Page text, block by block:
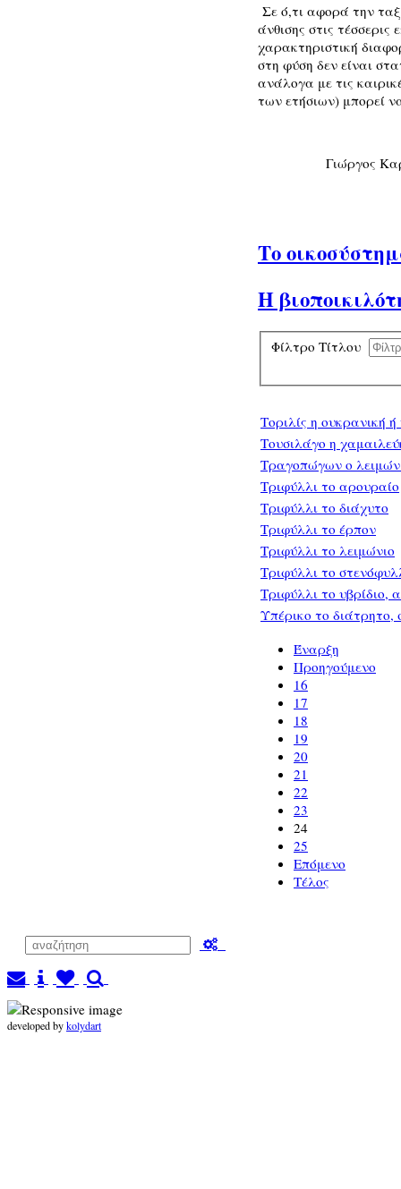
Σε ό,τι αφορά την
άνθισης στις
χαρακτηριστική
στη φύση δεν είναι
ανάλογα με τις
των ετήσιων) μπορεί
Γιώργος
Το
Η
Φίλτρο Τίτλου
Τοριλίς η ουκρανική
Τουσιλάγο η
Τραγοπώγων ο
Τριφύλλι το αρουραίο
Τριφύλλι το διάχυτο
Τριφύλλι το έρπον
Τριφύλλι το λειμώνιο
Τριφύλλι το
Τριφύλλι το υβρίδιο,
Υπέρικο το
Έναρξη
Προηγούμενο
16
17
18
19
20
21
22
23
24
25
Επόμενο
Τέλος
developed bykolydart